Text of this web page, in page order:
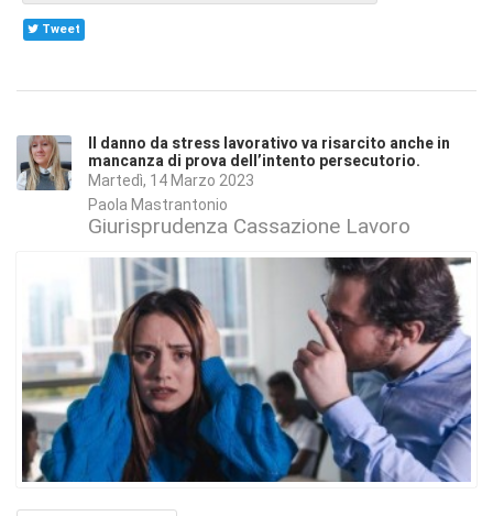
Tweet
Il danno da stress lavorativo va risarcito anche in
mancanza di prova dell’intento persecutorio.
Martedì, 14 Marzo 2023
Paola Mastrantonio
Giurisprudenza Cassazione Lavoro